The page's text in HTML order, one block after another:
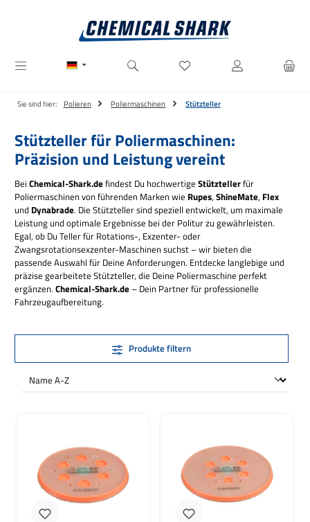
Du hast 0 Produkte auf dem
Sie sind hier: Polieren Poliermaschinen Stützteller
Stützteller für Poliermaschinen:
Präzision und Leistung vereint
Bei Chemical-Shark.defindest Du hochwertige Stütztellerfür
Poliermaschinen von führenden Marken wie Rupes, ShineMate, Flex
und Dynabrade. Die Stützteller sind speziell entwickelt, um maximale
Leistung und optimale Ergebnisse bei der Politur zu gewährleisten.
Egal, ob Du Teller für Rotations-, Exzenter- oder
Zwangsrotationsexzenter-Maschinen suchst – wir bieten die
passende Auswahl für Deine Anforderungen. Entdecke langlebige und
präzise gearbeitete Stützteller, die Deine Poliermaschine perfekt
ergänzen. Chemical-Shark.de– Dein Partner für professionelle
Fahrzeugaufbereitung.
Produkte filtern